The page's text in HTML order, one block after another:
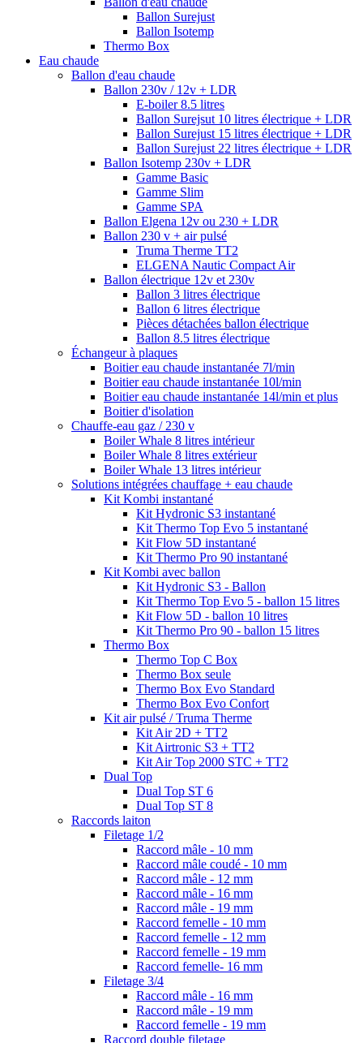
Ballon Surejust
Ballon Isotemp
Thermo Box
Eau chaude
Ballon d'eau chaude
Ballon 230v / 12v + LDR
E-boiler 8.5 litres
Ballon Surejsut 10 litres électrique + LDR
Ballon Surejust 15 litres électrique + LDR
Ballon Surejust 22 litres électrique + LDR
Ballon Isotemp 230v + LDR
Gamme Basic
Gamme Slim
Gamme SPA
Ballon Elgena 12v ou 230 + LDR
Ballon 230 v + air pulsé
Truma Therme TT2
ELGENA Nautic Compact Air
Ballon électrique 12v et 230v
Ballon 3 litres électrique
Ballon 6 litres électrique
Pièces détachées ballon électrique
Ballon 8.5 litres électrique
Échangeur à plaques
Boitier eau chaude instantanée 7l/min
Boitier eau chaude instantanée 10l/min
Boitier eau chaude instantanée 14l/min et plus
Boitier d'isolation
Chauffe-eau gaz / 230 v
Boiler Whale 8 litres intérieur
Boiler Whale 8 litres extérieur
Boiler Whale 13 litres intérieur
Solutions intégrées chauffage + eau chaude
Kit Kombi instantané
Kit Hydronic S3 instantané
Kit Thermo Top Evo 5 instantané
Kit Flow 5D instantané
Kit Thermo Pro 90 instantané
Kit Kombi avec ballon
Kit Hydronic S3 - Ballon
Kit Thermo Top Evo 5 - ballon 15 litres
Kit Flow 5D - ballon 10 litres
Kit Thermo Pro 90 - ballon 15 litres
Thermo Box
Thermo Top C Box
Thermo Box seule
Thermo Box Evo Standard
Thermo Box Evo Confort
Kit air pulsé / Truma Therme
Kit Air 2D + TT2
Kit Airtronic S3 + TT2
Kit Air Top 2000 STC + TT2
Dual Top
Dual Top ST 6
Dual Top ST 8
Raccords laiton
Filetage 1/2
Raccord mâle - 10 mm
Raccord mâle coudé - 10 mm
Raccord mâle - 12 mm
Raccord mâle - 16 mm
Raccord mâle - 19 mm
Raccord femelle - 10 mm
Raccord femelle - 12 mm
Raccord femelle - 19 mm
Raccord femelle- 16 mm
Filetage 3/4
Raccord mâle - 16 mm
Raccord mâle - 19 mm
Raccord femelle - 19 mm
Raccord double filetage